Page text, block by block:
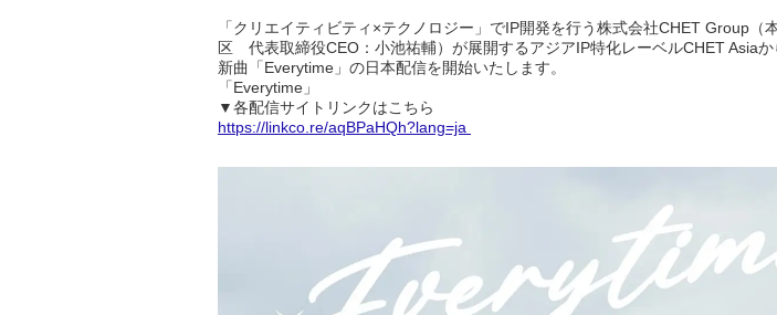
「クリエイティビティ×テクノロジー」でIP開発を行う株式会社CHET Group（
区 代表取締役CEO：小池祐輔）が展開するアジアIP特化レーベルCHET Asia
新曲「Everytime」の日本配信を開始いたします。
「Everytime」
▼各配信サイトリンクはこちら
https://linkco.re/aqBPaHQh?lang=ja